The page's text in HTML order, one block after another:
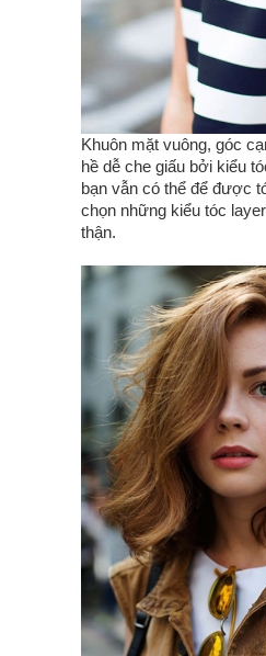
Khuôn mặt vuông, góc
hề dễ che giấu bởi kiểu
bạn vẫn có thể để được
chọn những kiểu tóc
thận.